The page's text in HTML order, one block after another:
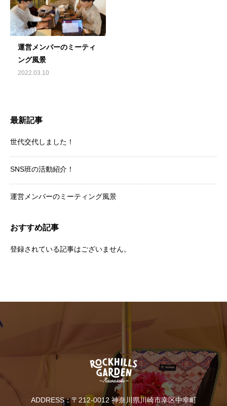
運営メンバーのミーティ
ング風景
2022.03.10
最新記事
世代交代しました！
SNS班の活動紹介！
運営メンバーのミーティング風景
おすすめ記事
登録されている記事はございません。
ADDRESS：〒212-0012 神奈川県川崎市幸区中幸町